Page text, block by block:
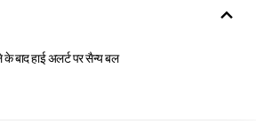
बाद हाई अलर्ट पर सैन्य बल